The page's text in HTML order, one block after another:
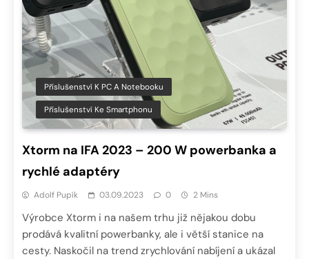
Příslušenství K PC A Notebooku
Příslušenství Ke Smartphonu
Xtorm na IFA 2023 – 200 W powerbanka a
rychlé adaptéry
Adolf Pupík 03.09.2023 0 2 Mins
Výrobce Xtorm i na našem trhu již nějakou dobu
prodává kvalitní powerbanky, ale i větší stanice na
cesty. Naskočil na trend zrychlování nabíjení a ukázal